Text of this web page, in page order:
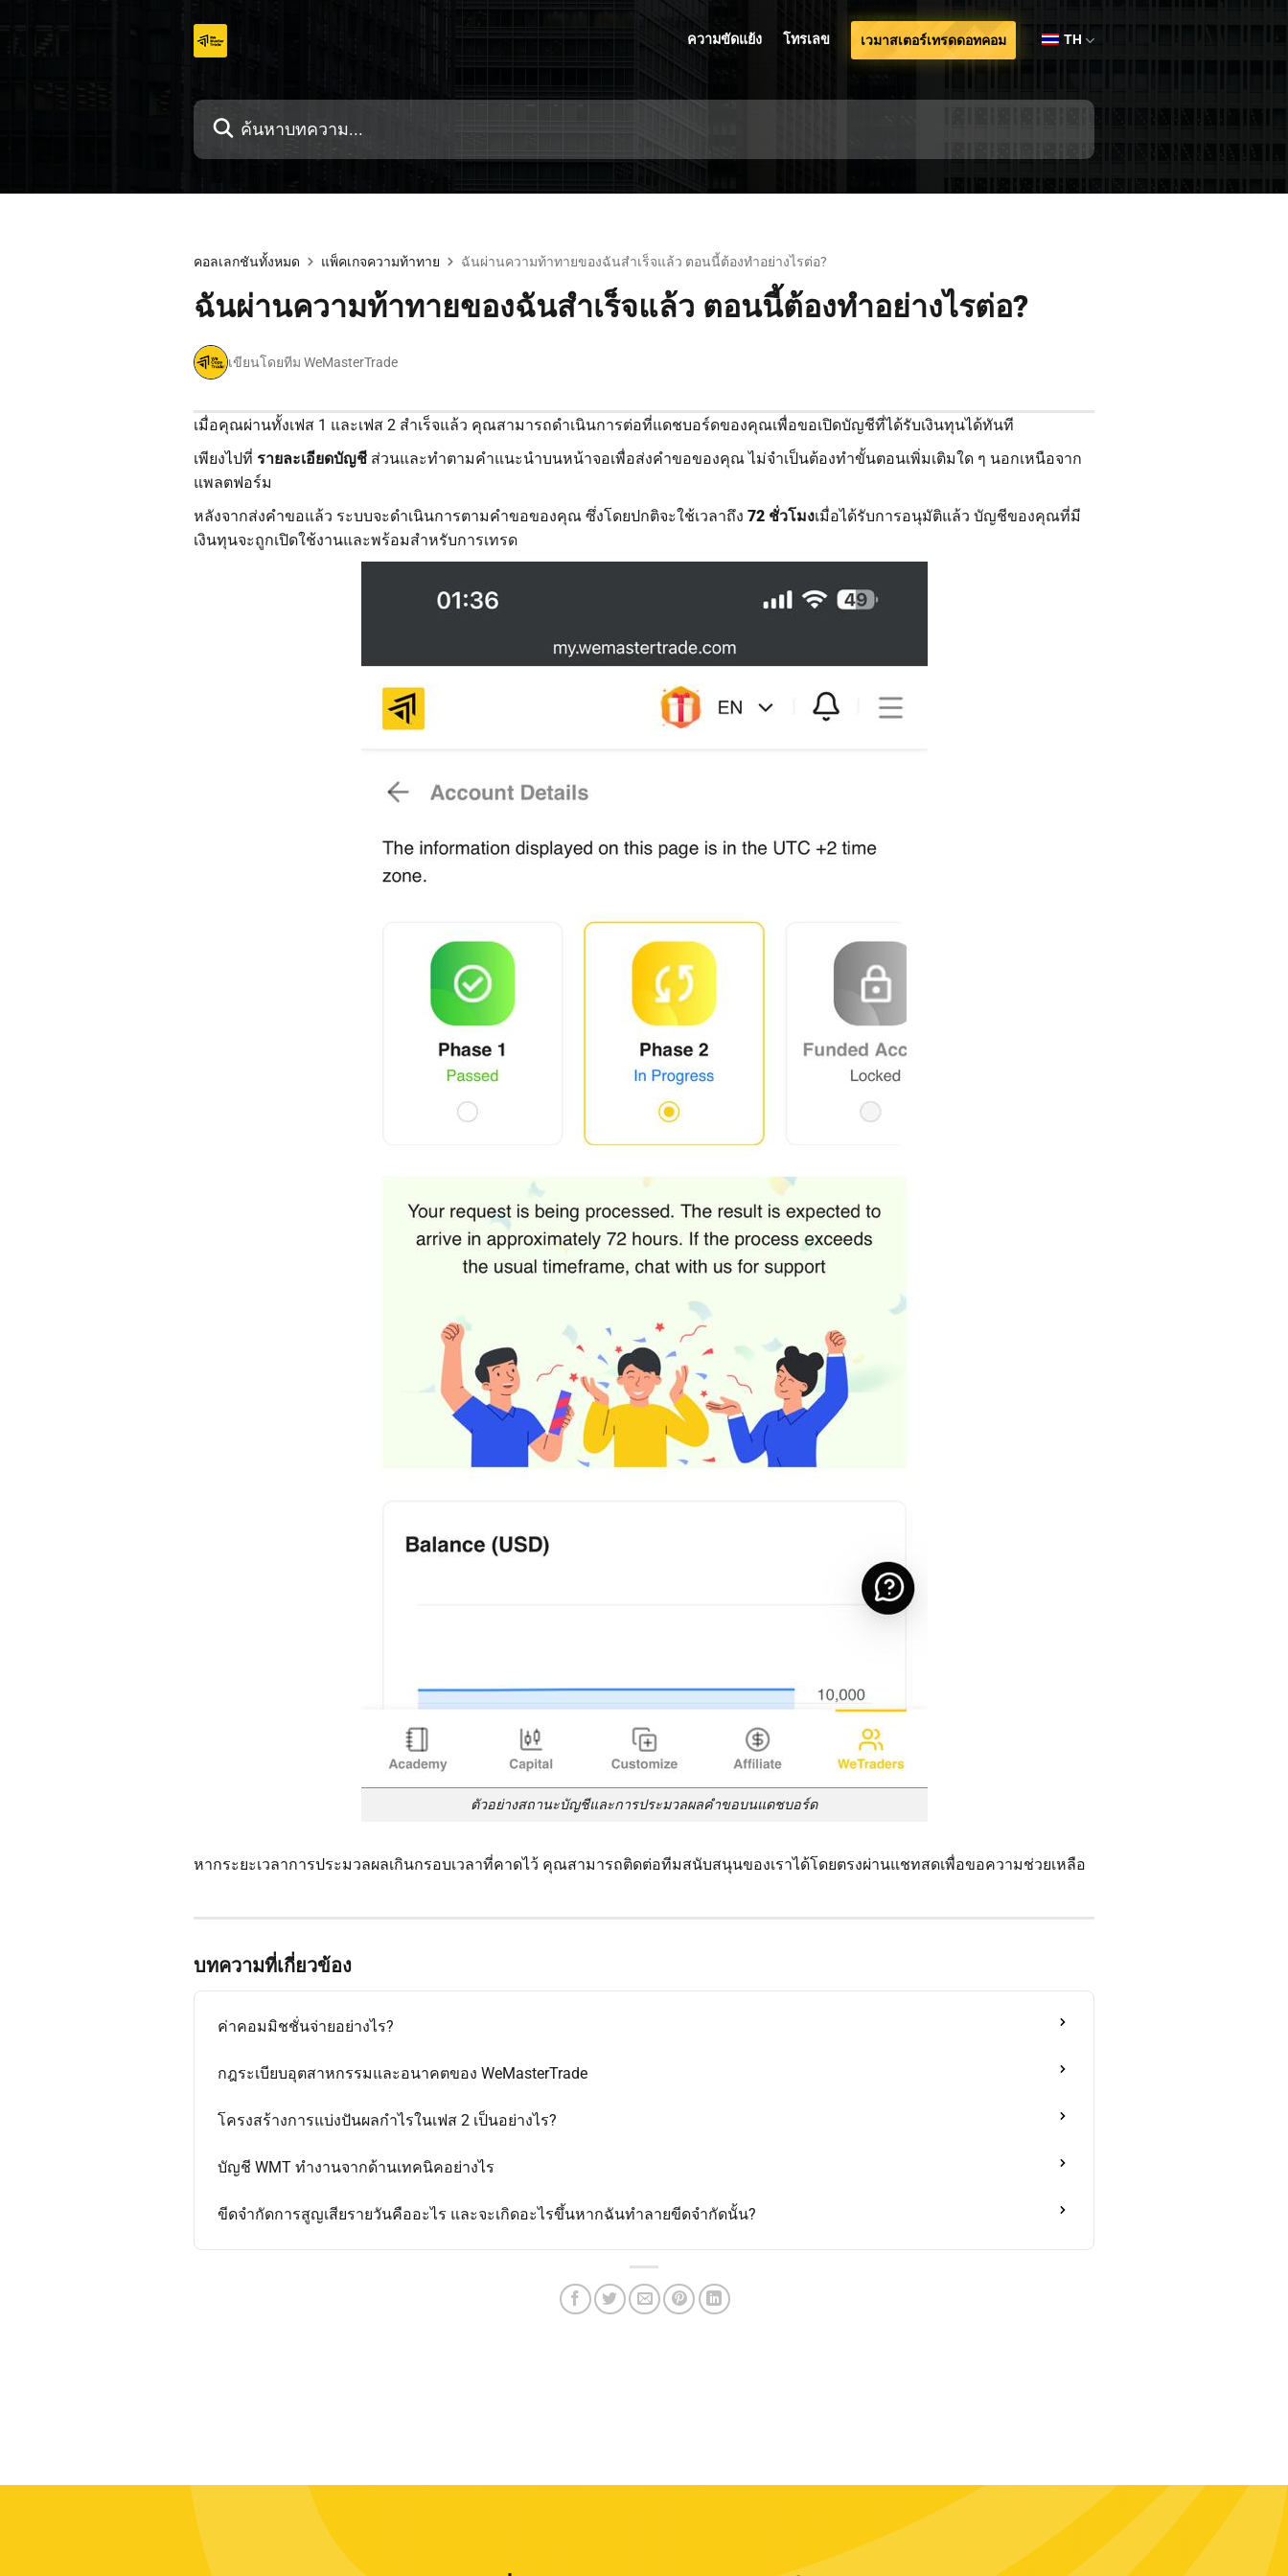
ความขัดแย้ง โทรเลข เวมาสเตอร์เทรดดอทคอม TH
คอลเลกชันทั้งหมด แพ็คเกจความท้าทาย ฉันผ่านความท้าทายของฉันสำเร็จแล้ว ตอนนี้ต้องทำอย่างไรต่อ?
ฉันผ่านความท้าทายของฉันสำเร็จแล้ว ตอนนี้ต้องทำอย่างไรต่อ?
เขียนโดยทีม WeMasterTrade
เมื่อคุณผ่านทั้งเฟส 1 และเฟส 2 สำเร็จแล้ว คุณสามารถดำเนินการต่อที่แดชบอร์ดของคุณเพื่อขอเปิดบัญชีที่ได้รับเงินทุนได้ทันที
เพียงไปที่ รายละเอียดบัญชี ส่วนและทำตามคำแนะนำบนหน้าจอเพื่อส่งคำขอของคุณ ไม่จำเป็นต้องทำขั้นตอนเพิ่มเติมใด ๆ นอกเหนือจาก
แพลตฟอร์ม
หลังจากส่งคำขอแล้ว ระบบจะดำเนินการตามคำขอของคุณ ซึ่งโดยปกติจะใช้เวลาถึง 72 ชั่วโมงเมื่อได้รับการอนุมัติแล้ว บัญชีของคุณที่มี
เงินทุนจะถูกเปิดใช้งานและพร้อมสำหรับการเทรด
ตัวอย่างสถานะบัญชีและการประมวลผลคำขอบนแดชบอร์ด
หากระยะเวลาการประมวลผลเกินกรอบเวลาที่คาดไว้ คุณสามารถติดต่อทีมสนับสนุนของเราได้โดยตรงผ่านแชทสดเพื่อขอความช่วยเหลือ
บทความที่เกี่ยวข้อง
ค่าคอมมิชชั่นจ่ายอย่างไร?
กฎระเบียบอุตสาหกรรมและอนาคตของ WeMasterTrade
โครงสร้างการแบ่งปันผลกำไรในเฟส 2 เป็นอย่างไร?
บัญชี WMT ทำงานจากด้านเทคนิคอย่างไร
ขีดจำกัดการสูญเสียรายวันคืออะไร และจะเกิดอะไรขึ้นหากฉันทำลายขีดจำกัดนั้น?